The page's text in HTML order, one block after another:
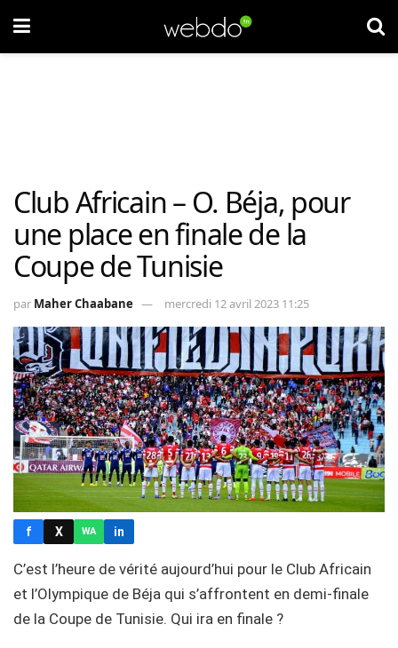
Club Africain – O. Béja, pour
une place en finale de la
Coupe de Tunisie
par Maher Chaabane mercredi 12 avril 2023 11:25
f X WA in
C’est l’heure de vérité aujourd’hui pour le Club Africain
et l’Olympique de Béja qui s’affrontent en demi-finale
de la Coupe de Tunisie. Qui ira en finale ?